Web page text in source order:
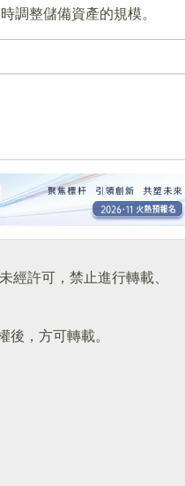
調整儲備資產的規模。
經許可，禁止進行轉載、
後，方可轉載。